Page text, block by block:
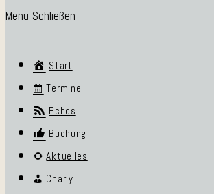
Menü Schließen
Start
Termine
Echos
Buchung
Aktuelles
Charly